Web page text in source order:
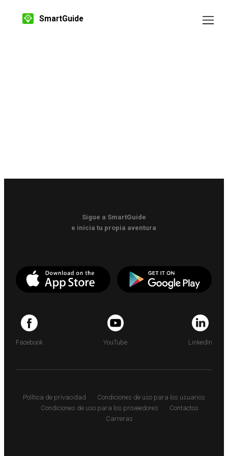
SmartGuide
Sigue a SmartGuide
e inicia tu propia aventura
Facebook YouTube LinkedIn
Política de privacidad
Condiciones de uso para los usuarios
Condiciones de uso para los proveedores
Contactos
Carreras